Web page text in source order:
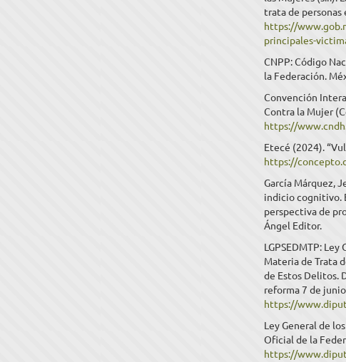
trata de personas
https://
principales-
CNPP: Código
la Federación.
Convención
Contra la Mujer
https://
Etecé (2024).
https://
García Márquez,
indicio cognitivo.
perspectiva de
Ángel Editor.
LGPSEDMTP:
Materia de Trata
de Estos Delitos.
reforma 7 de
https://
Ley General de
Oficial de la
https://